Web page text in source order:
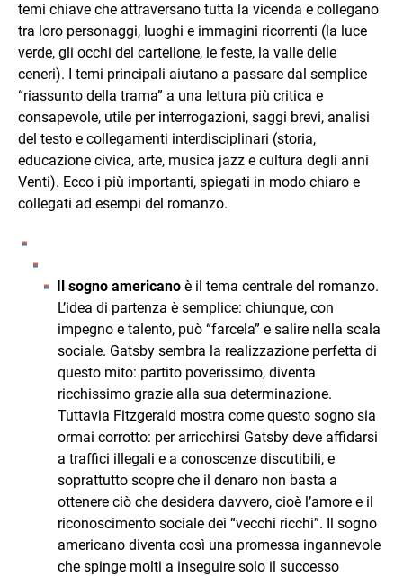
temi chiave che attraversano tutta la vicenda e collegano
tra loro personaggi, luoghi e immagini ricorrenti (la luce
verde, gli occhi del cartellone, le feste, la valle delle
ceneri). I temi principali aiutano a passare dal semplice
“riassunto della trama” a una lettura più critica e
consapevole, utile per interrogazioni, saggi brevi, analisi
del testo e collegamenti interdisciplinari (storia,
educazione civica, arte, musica jazz e cultura degli anni
Venti). Ecco i più importanti, spiegati in modo chiaro e
collegati ad esempi del romanzo.
Il sogno americano è il tema centrale del romanzo.
L’idea di partenza è semplice: chiunque, con
impegno e talento, può “farcela” e salire nella scala
sociale. Gatsby sembra la realizzazione perfetta di
questo mito: partito poverissimo, diventa
ricchissimo grazie alla sua determinazione.
Tuttavia Fitzgerald mostra come questo sogno sia
ormai corrotto: per arricchirsi Gatsby deve affidarsi
a traffici illegali e a conoscenze discutibili, e
soprattutto scopre che il denaro non basta a
ottenere ciò che desidera davvero, cioè l’amore e il
riconoscimento sociale dei “vecchi ricchi”. Il sogno
americano diventa così una promessa ingannevole
che spinge molti a inseguire solo il successo